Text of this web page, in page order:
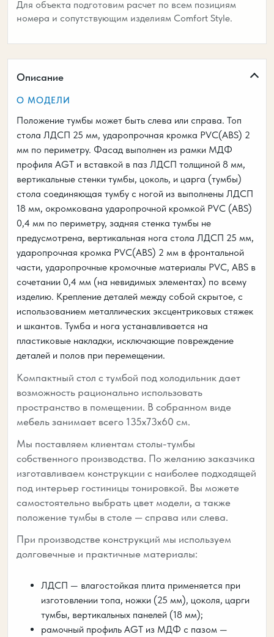
Для объекта подготовим расчет по всем позициям
номера и сопутствующим изделиям Comfort Style.
Описание
О МОДЕЛИ
Положение тумбы может быть слева или справа. Топ
стола ЛДСП 25 мм, ударопрочная кромка PVC(ABS) 2
мм по периметру. Фасад выполнен из рамки МДФ
профиля AGT и вставкой в паз ЛДСП толщиной 8 мм,
вертикальные стенки тумбы, цоколь, и царга (тумбы)
стола соединяющая тумбу с ногой из выполнены ЛДСП
18 мм, окромкована ударопрочной кромкой PVC (ABS)
0,4 мм по периметру, задняя стенка тумбы не
предусмотрена, вертикальная нога стола ЛДСП 25 мм,
ударопрочная кромка PVC(ABS) 2 мм в фронтальной
части, ударопрочные кромочные материалы PVC, ABS в
сочетании 0,4 мм (на невидимых элементах) по всему
изделию. Крепление деталей между собой скрытое, с
использованием металлических эксцентриковых стяжек
и шкантов. Тумба и нога устанавливается на
пластиковые накладки, исключающие повреждение
деталей и полов при перемещении.
Компактный стол с тумбой под холодильник дает
возможность рационально использовать
пространство в помещении. В собранном виде
мебель занимает всего 135х73х60 см.
Мы поставляем клиентам столы-тумбы
собственного производства. По желанию заказчика
изготавливаем конструкции с наиболее подходящей
под интерьер гостиницы тонировкой. Вы можете
самостоятельно выбрать цвет модели, а также
положение тумбы в столе — справа или слева.
При производстве конструкций мы используем
долговечные и практичные материалы:
ЛДСП — влагостойкая плита применяется при
изготовлении топа, ножки (25 мм), цоколя, царги
тумбы, вертикальных панелей (18 мм);
рамочный профиль AGT из МДФ с пазом —